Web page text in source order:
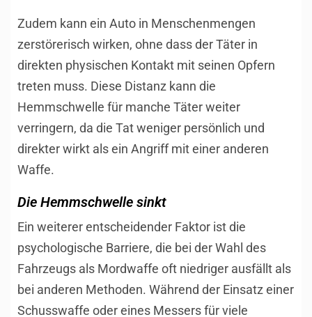
Zudem kann ein Auto in Menschenmengen
zerstörerisch wirken, ohne dass der Täter in
direkten physischen Kontakt mit seinen Opfern
treten muss. Diese Distanz kann die
Hemmschwelle für manche Täter weiter
verringern, da die Tat weniger persönlich und
direkter wirkt als ein Angriff mit einer anderen
Waffe.
Die Hemmschwelle sinkt
Ein weiterer entscheidender Faktor ist die
psychologische Barriere, die bei der Wahl des
Fahrzeugs als Mordwaffe oft niedriger ausfällt als
bei anderen Methoden. Während der Einsatz einer
Schusswaffe oder eines Messers für viele